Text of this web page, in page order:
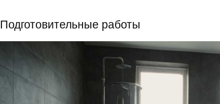
Подготовительные работы